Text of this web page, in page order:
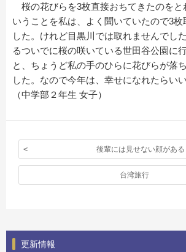
桜の花びらを3枚直接おちてきたのをと
いうことを私は、よく聞いていたので3枚
した。けれど目黒川では取れませんでし
るついでに桜の咲いている世田谷公園に
と、ちょうど私の手のひらに花びらが落
した。なので今年は、幸せになれたらい
（中学部２年生 女子）
後輩には見せない顔がある
台湾旅行
更新情報